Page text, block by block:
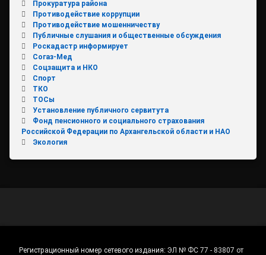
Прокуратура района
Противодействие коррупции
Противодействие мошенничеству
Публичные слушания и общественные обсуждения
Роскадастр информирует
Согаз-Мед
Соцзащита и НКО
Спорт
ТКО
ТОСы
Установление публичного сервитута
Фонд пенсионного и социального страхования
Российской Федерации по Архангельской области и НАО
Экология
Регистрационный номер сетевого издания: ЭЛ № ФС 77 - 83807 от